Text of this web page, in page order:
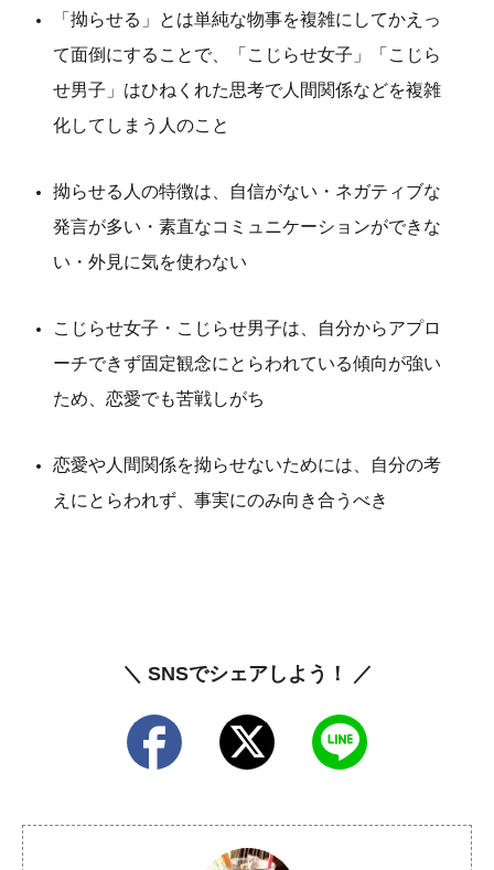
「拗らせる」とは単純な物事を複雑にしてかえっ
て面倒にすることで、「こじらせ女子」「こじら
せ男子」はひねくれた思考で人間関係などを複雑
化してしまう人のこと
拗らせる人の特徴は、自信がない・ネガティブな
発言が多い・素直なコミュニケーションができな
い・外見に気を使わない
こじらせ女子・こじらせ男子は、自分からアプロ
ーチできず固定観念にとらわれている傾向が強い
ため、恋愛でも苦戦しがち
恋愛や人間関係を拗らせないためには、自分の考
えにとらわれず、事実にのみ向き合うべき
＼ SNSでシェアしよう！ ／